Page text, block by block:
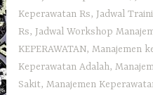
Keperawatan Rs, Jadwal
Rs, Jadwal Workshop
KEPERAWATAN,Manajemen
Keperawatan Adalah,
Sakit,Manajemen